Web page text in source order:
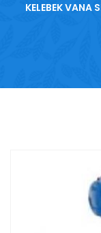
KELEBEK